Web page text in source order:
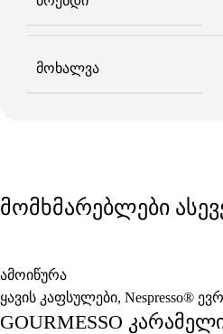
ᲛᲝᲮᲐᲚᲕᲐ
მომხმარებლები
ამოიწურა
ყავის კაფსულები, Nespresso®
GOURMESSO